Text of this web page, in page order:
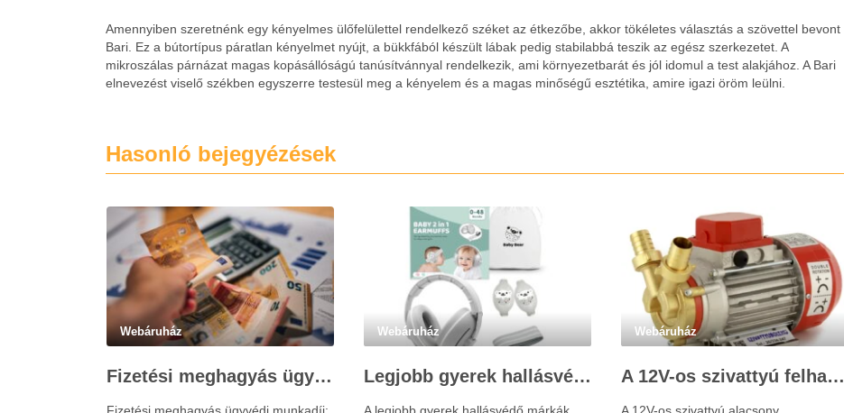
Amennyiben szeretnénk egy kényelmes ülőfelülettel rendelkező széket az étkezőbe, akkor tökéletes választás a szövettel bevont
Bari. Ez a bútortípus páratlan kényelmet nyújt, a bükkfából készült lábak pedig stabilabbá teszik az egész szerkezetet. A
mikroszálas párnázat magas kopásállóságú tanúsítvánnyal rendelkezik, ami környezetbarát és jól idomul a test alakjához. A Bari
elnevezést viselő székben egyszerre testesül meg a kényelem és a magas minőségű esztétika, amire igazi öröm leülni.
Hasonló bejegyézések
Webáruház
Fizetési meghagyás ügyvédi munkadíja: teljes költségvetési útmutató
Webáruház
Legjobb gyerek hallásvédő márkák: mire figyeljenek a szülők választáskor?
Webáruház
A 12V-os szivattyú felhasználása